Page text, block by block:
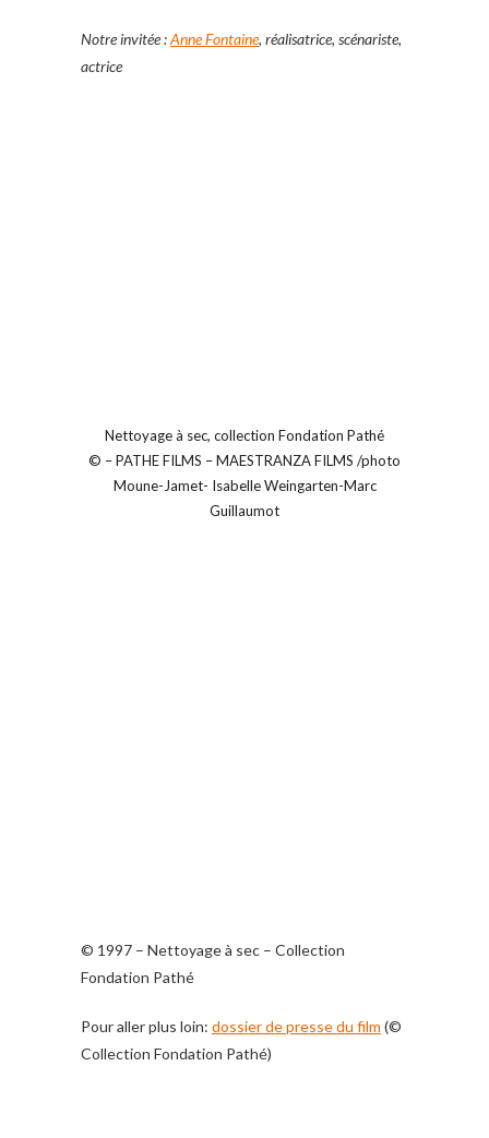
Notre invitée :Anne Fontaine, réalisatrice, scénariste,
actrice
Nettoyage à sec, collection Fondation Pathé
© – PATHE FILMS – MAESTRANZA FILMS /photo
Moune-Jamet- Isabelle Weingarten-Marc
Guillaumot
© 1997 – Nettoyage à sec – Collection
Fondation Pathé
Pour aller plus loin: dossier de presse du film (©
Collection Fondation Pathé)